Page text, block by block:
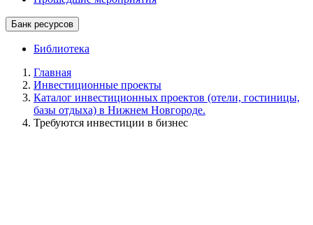
Банк ресурсов
Библиотека
Главная
Инвестиционные проекты
Каталог инвестиционных проектов (отели, гостиницы,
базы отдыха) в Нижнем Новгороде.
Требуются инвестиции в бизнес